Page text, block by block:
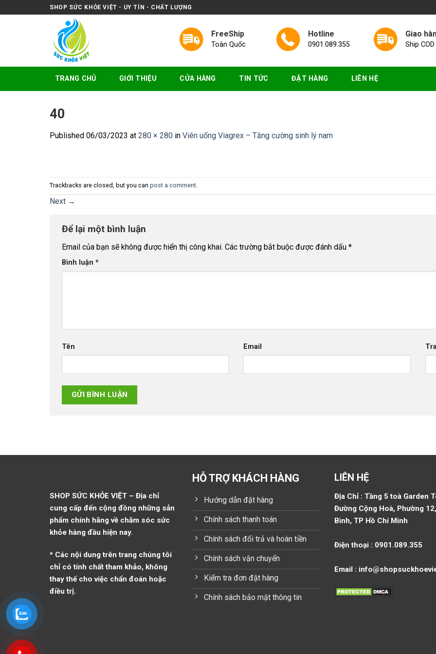
to
SHOP SỨC KHỎE VIỆT - UY TÍN - CHẤT LƯỢNG
FreeShip
Toàn Quốc
Hotline
0901.089.355
Giao
Ship
TRANG CHỦ GIỚI THIỆU CỬA HÀNG TIN TỨC ĐẶT HÀNG LIÊN HỆ
40
Published 06/03/2023 at 280 × 280 in Viên uống Viagrex – Tăng cường sinh lý nam
Trackbacks are closed, but you can post a comment
Next →
Để lại một bình luận
Email của bạn sẽ không được hiển thị công khai. Các trường bắt buộc được đánh dấu *
Bình luận *
Tên Email
SHOP SỨC KHỎE VIỆT – Địa chỉ
cung cấp đến cộng đồng những sản
phẩm chính hãng về chăm sóc sức
khỏe hàng đầu hiện nay.
* Các nội dung trên trang chúng tôi
chỉ có tính chất tham khảo, không
thay thế cho việc chẩn đoán hoặc
điều trị.
HỖ TRỢ KHÁCH HÀNG
Hướng dẫn đặt hàng
Chính sách thanh toán
Chính sách đổi trả và hoàn tiền
Chính sách vận chuyển
Kiểm tra đơn đặt hàng
Chính sách bảo mật thông tin
LIÊN HỆ
Địa Chỉ : Tầng 5 toà Garden
Đường Cộng Hoà, Phường
Bình, TP Hồ Chí Minh
Điện thoại : 0901.089.355
Email :